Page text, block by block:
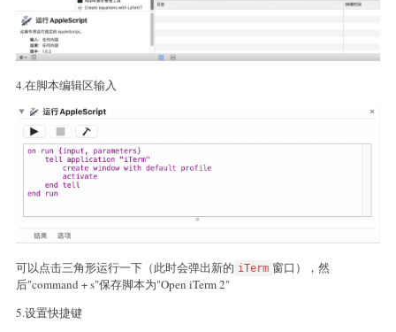
4.在脚本编辑区输入
可以点击三角形运行一下（此时会弹出新的 iTerm 窗口），然
后"command + s"保存脚本为"Open iTerm 2"
5.设置快捷键